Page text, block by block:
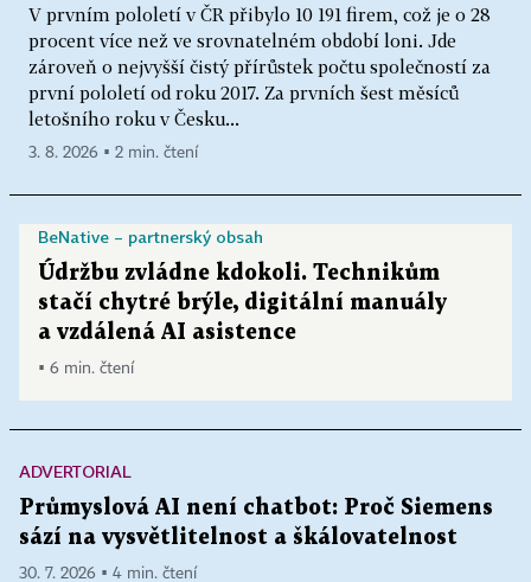
V prvním pololetí v ČR přibylo 10 191 firem, což je o 28
procent více než ve srovnatelném období loni. Jde
zároveň o nejvyšší čistý přírůstek počtu společností za
první pololetí od roku 2017. Za prvních šest měsíců
letošního roku v Česku...
3. 8. 2026 ▪ 2 min. čtení
BeNative – partnerský obsah
Údržbu zvládne kdokoli. Technikům
stačí chytré brýle, digitální manuály
a vzdálená AI asistence
▪ 6 min. čtení
ADVERTORIAL
Průmyslová AI není chatbot: Proč Siemens
sází na vysvětlitelnost a škálovatelnost
30. 7. 2026 ▪ 4 min. čtení